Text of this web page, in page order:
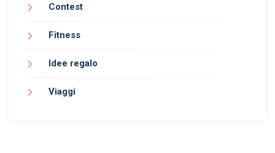
Contest
Fitness
Idee regalo
Viaggi